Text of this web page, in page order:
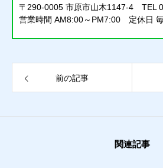
〒290-0005 市原市山木1147-4 TEL
営業時間 AM8:00～PM7:00 定休日
前の記事
関連記事